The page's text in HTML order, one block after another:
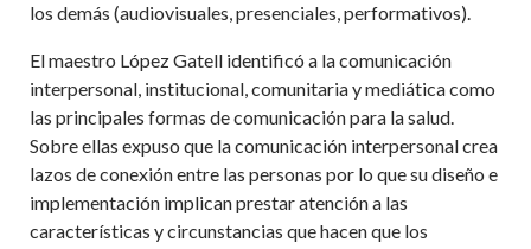
los demás (audiovisuales, presenciales, performativos).
El maestro López Gatell identificó a la comunicación
interpersonal, institucional, comunitaria y mediática como
las principales formas de comunicación para la salud.
Sobre ellas expuso que la comunicación interpersonal crea
lazos de conexión entre las personas por lo que su diseño e
implementación implican prestar atención a las
características y circunstancias que hacen que los